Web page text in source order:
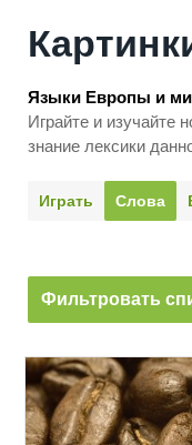
Языки Европы и
Играйте и изучайте
знание лексики
Играть Слова
Фильтровать